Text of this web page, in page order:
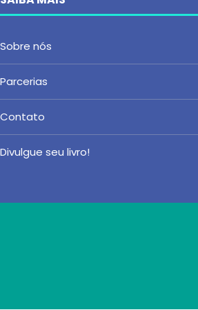
Sobre nós
Parcerias
Contato
Divulgue seu livro!